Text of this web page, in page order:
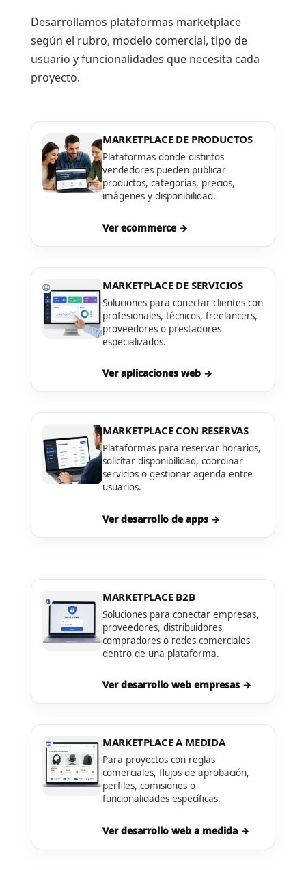
Desarrollamos plataformas marketplace
según el rubro, modelo comercial, tipo de
usuario y funcionalidades que necesita cada
proyecto.
MARKETPLACE DE PRODUCTOS
Plataformas donde distintos
vendedores pueden publicar
productos, categorías, precios,
imágenes y disponibilidad.
Ver ecommerce →
MARKETPLACE DE SERVICIOS
Soluciones para conectar clientes con
profesionales, técnicos, freelancers,
proveedores o prestadores
especializados.
Ver aplicaciones web →
MARKETPLACE CON RESERVAS
Plataformas para reservar horarios,
solicitar disponibilidad, coordinar
servicios o gestionar agenda entre
usuarios.
Ver desarrollo de apps →
MARKETPLACE B2B
Soluciones para conectar empresas,
proveedores, distribuidores,
compradores o redes comerciales
dentro de una plataforma.
Ver desarrollo web empresas →
MARKETPLACE A MEDIDA
Para proyectos con reglas
comerciales, flujos de aprobación,
perfiles, comisiones o
funcionalidades específicas.
Ver desarrollo web a medida →